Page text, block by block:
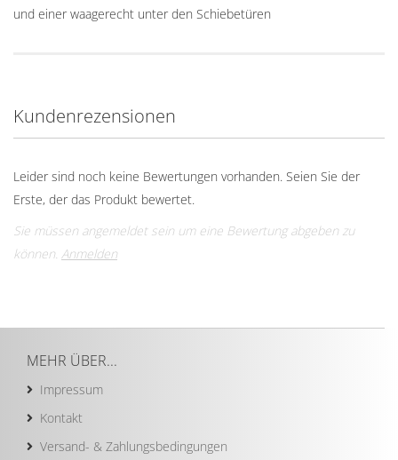
und einer waagerecht unter den Schiebetüren
Kundenrezensionen
Leider sind noch keine Bewertungen vorhanden. Seien Sie der
Erste, der das Produkt bewertet.
Sie müssen angemeldet sein um eine Bewertung abgeben zu
können. Anmelden
MEHR ÜBER...
Impressum
Kontakt
Versand- & Zahlungsbedingungen